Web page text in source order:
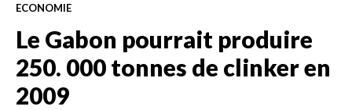
ECONOMIE
Le Gabon pourrait produire
250. 000 tonnes de clinker en
2009